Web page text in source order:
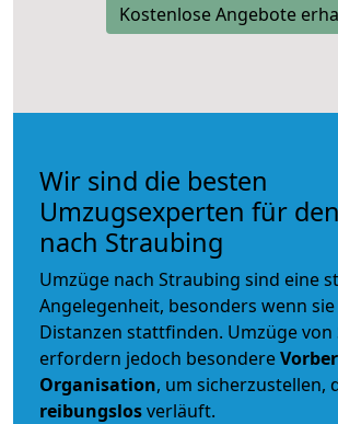
Kostenlose Angebote
Wir sind die besten
Umzugsexperten für
nach Straubing
Umzüge nach Straubing sind eine
Angelegenheit, besonders wenn
Distanzen stattfinden. Umzüge von
erfordern jedoch besondere
Organisation, um sicherzustellen,
reibungslosverläuft.